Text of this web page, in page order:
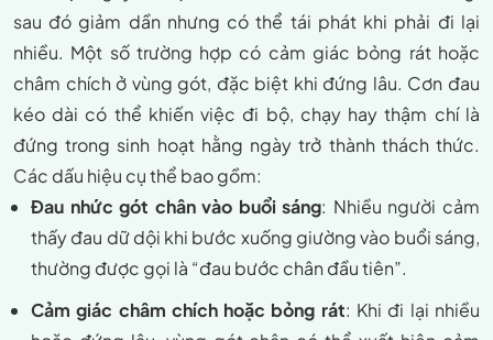
sau đó giảm dần nhưng có thể tái phát khi phải đi lại
nhiều. Một số trường hợp có cảm giác bỏng rát hoặc
châm chích ở vùng gót, đặc biệt khi đứng lâu. Cơn đau
kéo dài có thể khiến việc đi bộ, chạy hay thậm chí là
đứng trong sinh hoạt hằng ngày trở thành thách thức.
Các dấu hiệu cụ thể bao gồm:
Đau nhức gót chân vào buổi sáng: Nhiều người cảm
thấy đau dữ dội khi bước xuống giường vào buổi sáng,
thường được gọi là “đau bước chân đầu tiên”.
Cảm giác châm chích hoặc bỏng rát: Khi đi lại nhiều